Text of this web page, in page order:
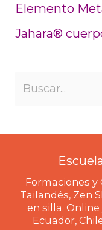
Elemento
Jahara®
Formaciones y
Tailandés, Zen
en silla.
Ecuador,